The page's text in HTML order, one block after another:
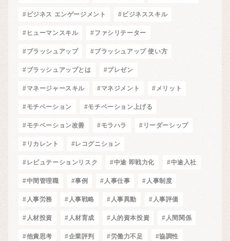
#ビジネス エンゲージメント #ビジネススキル
#ヒューマンスキル #ファシリテーター
#ブラッシュアップ #ブラッシュアップ 使い方
#ブラッシュアップとは #プレゼン
#マネージャースキル #マネジメント #メリット
#モチベーション #モチベーション上げる
#モチベーション改善 #モラハラ #リーダーシップ
#リカレント #レコグニション
#レピュテーションリスク #中途 即戦力化 #中途入社
#中間管理職 #事例 #人事仕事 #人事制度
#人事労務 #人事戦略 #人事異動 #人事評価
#人材投資 #人材育成 #人的資本投資 #人間関係
#他責思考 #企業評判 #労働力不足 #協調性